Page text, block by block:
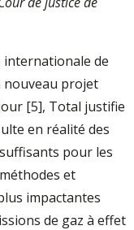
internationale de
nouveau projet
[5], Total justifie
en réalité des
pour les
et
impactantes
de gaz à effet